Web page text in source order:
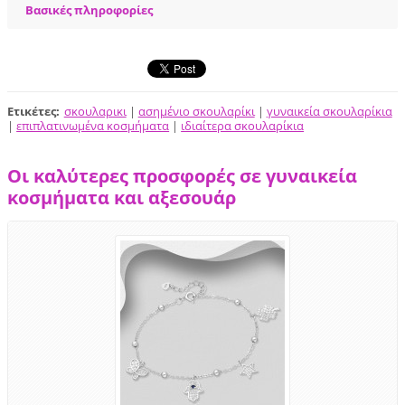
Βασικές πληροφορίες
Ετικέτες: σκουλαρικι | ασημένιο σκουλαρίκι | γυναικεία σκουλαρίκια
| επιπλατινωμένα κοσμήματα | ιδιαίτερα σκουλαρίκια
Οι καλύτερες προσφορές σε γυναικεία
κοσμήματα και αξεσουάρ